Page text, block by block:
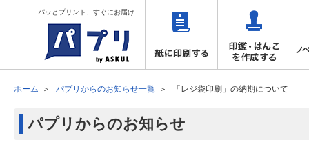
パッとプリント、すぐにお届け
ホーム パプリからのお知らせ一覧 「レジ袋印刷」の納期について
パプリからのお知らせ